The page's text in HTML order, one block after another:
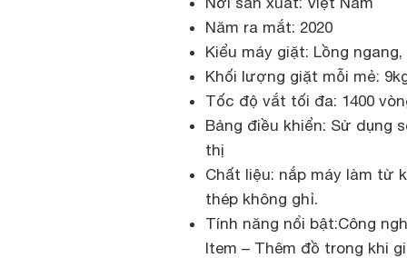
Năm ra mắt: 2020
Kiểu máy giặt: Lồng
Khối lượng giặt mỗi mẻ:
Tốc độ vắt tối đa: 1400
Bảng điều khiển: Sử dụng
thị
Chất liệu: nắp máy làm từ
thép không ghỉ.
Tính năng nổi bật:Công
Item – Thêm đồ trong khi